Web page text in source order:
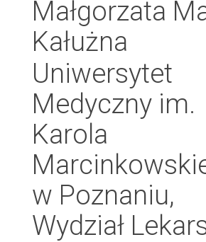
Małgorzata
Kałużna
Uniwersytet
Medyczny im.
Karola
w Poznaniu,
Wydział